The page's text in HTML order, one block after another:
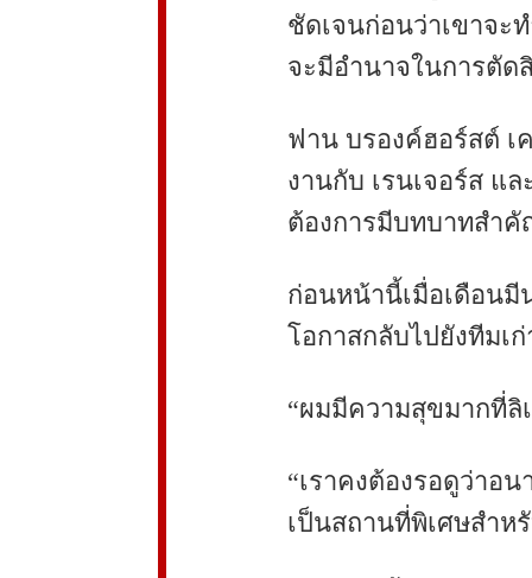
ชัดเจนก่อนว่าเขาจะ
จะมีอำนาจในการตัด
ฟาน บรองค์ฮอร์สต์ เ
งานกับ เรนเจอร์ส แ
ต้องการมีบทบาทสำ
ก่อนหน้านี้เมื่อเดือนมี
โอกาสกลับไปยังทีมเก่
“ผมมีความสุขมากที่ลิ
“เราคงต้องรอดูว่าอ
เป็นสถานที่พิเศษสำห